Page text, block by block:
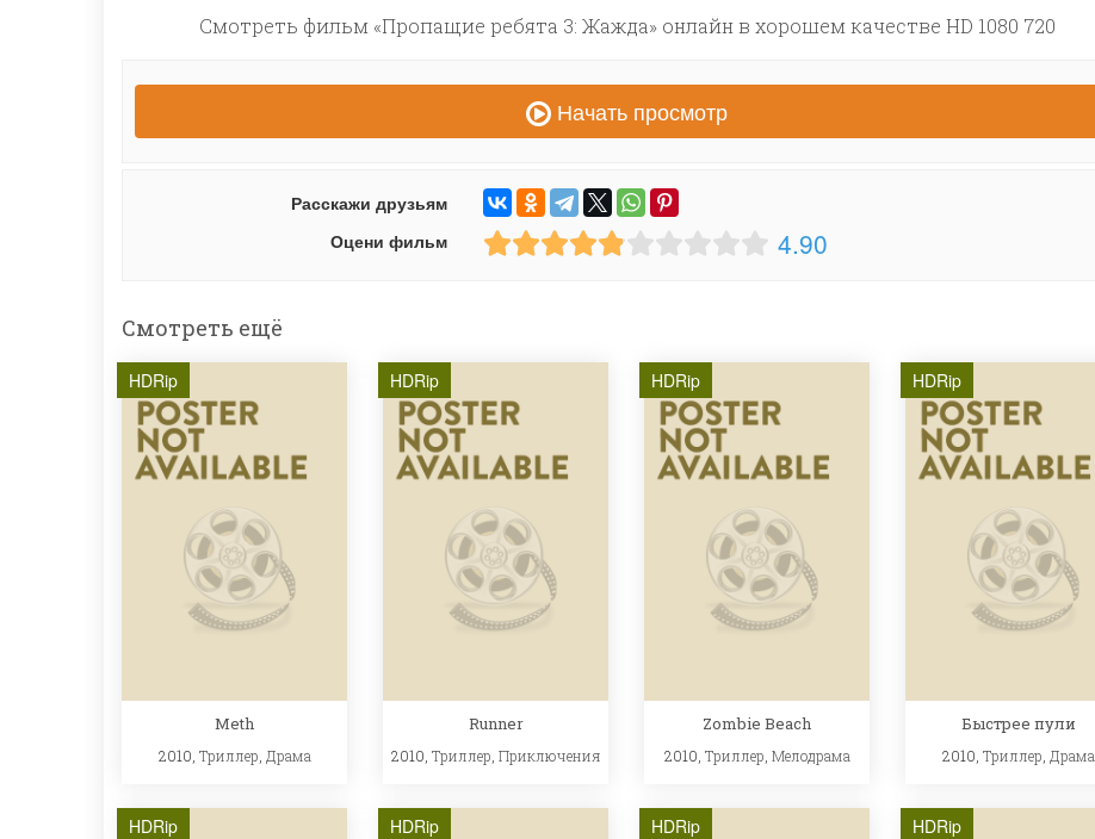
Смотреть фильм «Пропащие ребята 3: Жажда» онлайн в хорошем качестве HD 1080 720
Начать просмотр
Расскажи друзьям
Оцени фильм
4.90
Смотреть ещё
HDRip
Meth
2010, Триллер Драма
HDRip
Runner
2010, Триллер Приключения
HDRip
Zombie Beach
2010, Триллер Мелодрама
HDRip
Быстрее пули
2010, Триллер Драма
HDRip HDRip HDRip HDRip